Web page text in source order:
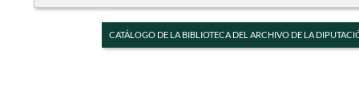
CATÁLOGO DE LA BIBLIOTECA DEL ARCHIVO DE LA